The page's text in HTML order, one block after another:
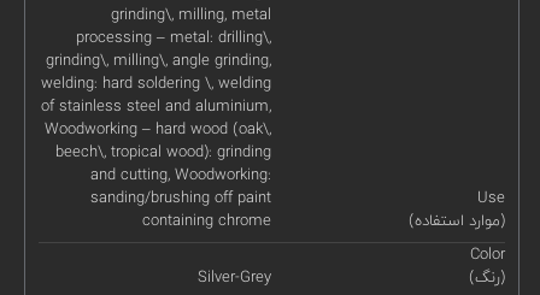
Use
(موارد استفاده)
grinding\, milling, metal
processing – metal: drilling\,
grinding\, milling\, angle grinding,
welding: hard soldering \, welding
of stainless steel and aluminium,
Woodworking – hard wood (oak\,
beech\, tropical wood): grinding
and cutting, Woodworking:
sanding/brushing off paint
containing chrome
Color
(رنگ)
Silver-Grey